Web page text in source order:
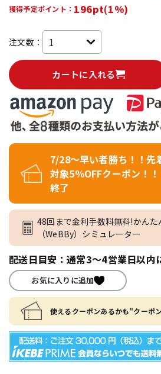
獲得予定ポイント： 196pt(1%)
注文数：
カートに入れる
7/28～早い者勝ち！！先
対象5％OFFクーポン！
終了
48回まで金利手数料無料!かんた
（WeBBy）シミュレーター
配送日目安：通常3～4営業日以内
お気に入りに追加
使えるクーポンあるかも"クーポ